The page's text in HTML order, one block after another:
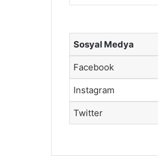
Sosyal Medya
Facebook
Instagram
Twitter